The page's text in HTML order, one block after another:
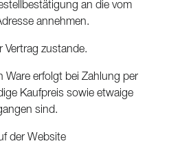
an die vom
annehmen.
Vertrag zustande.
Ware erfolgt bei Zahlung per
Kaufpreis sowie etwaige
sind.
der Website